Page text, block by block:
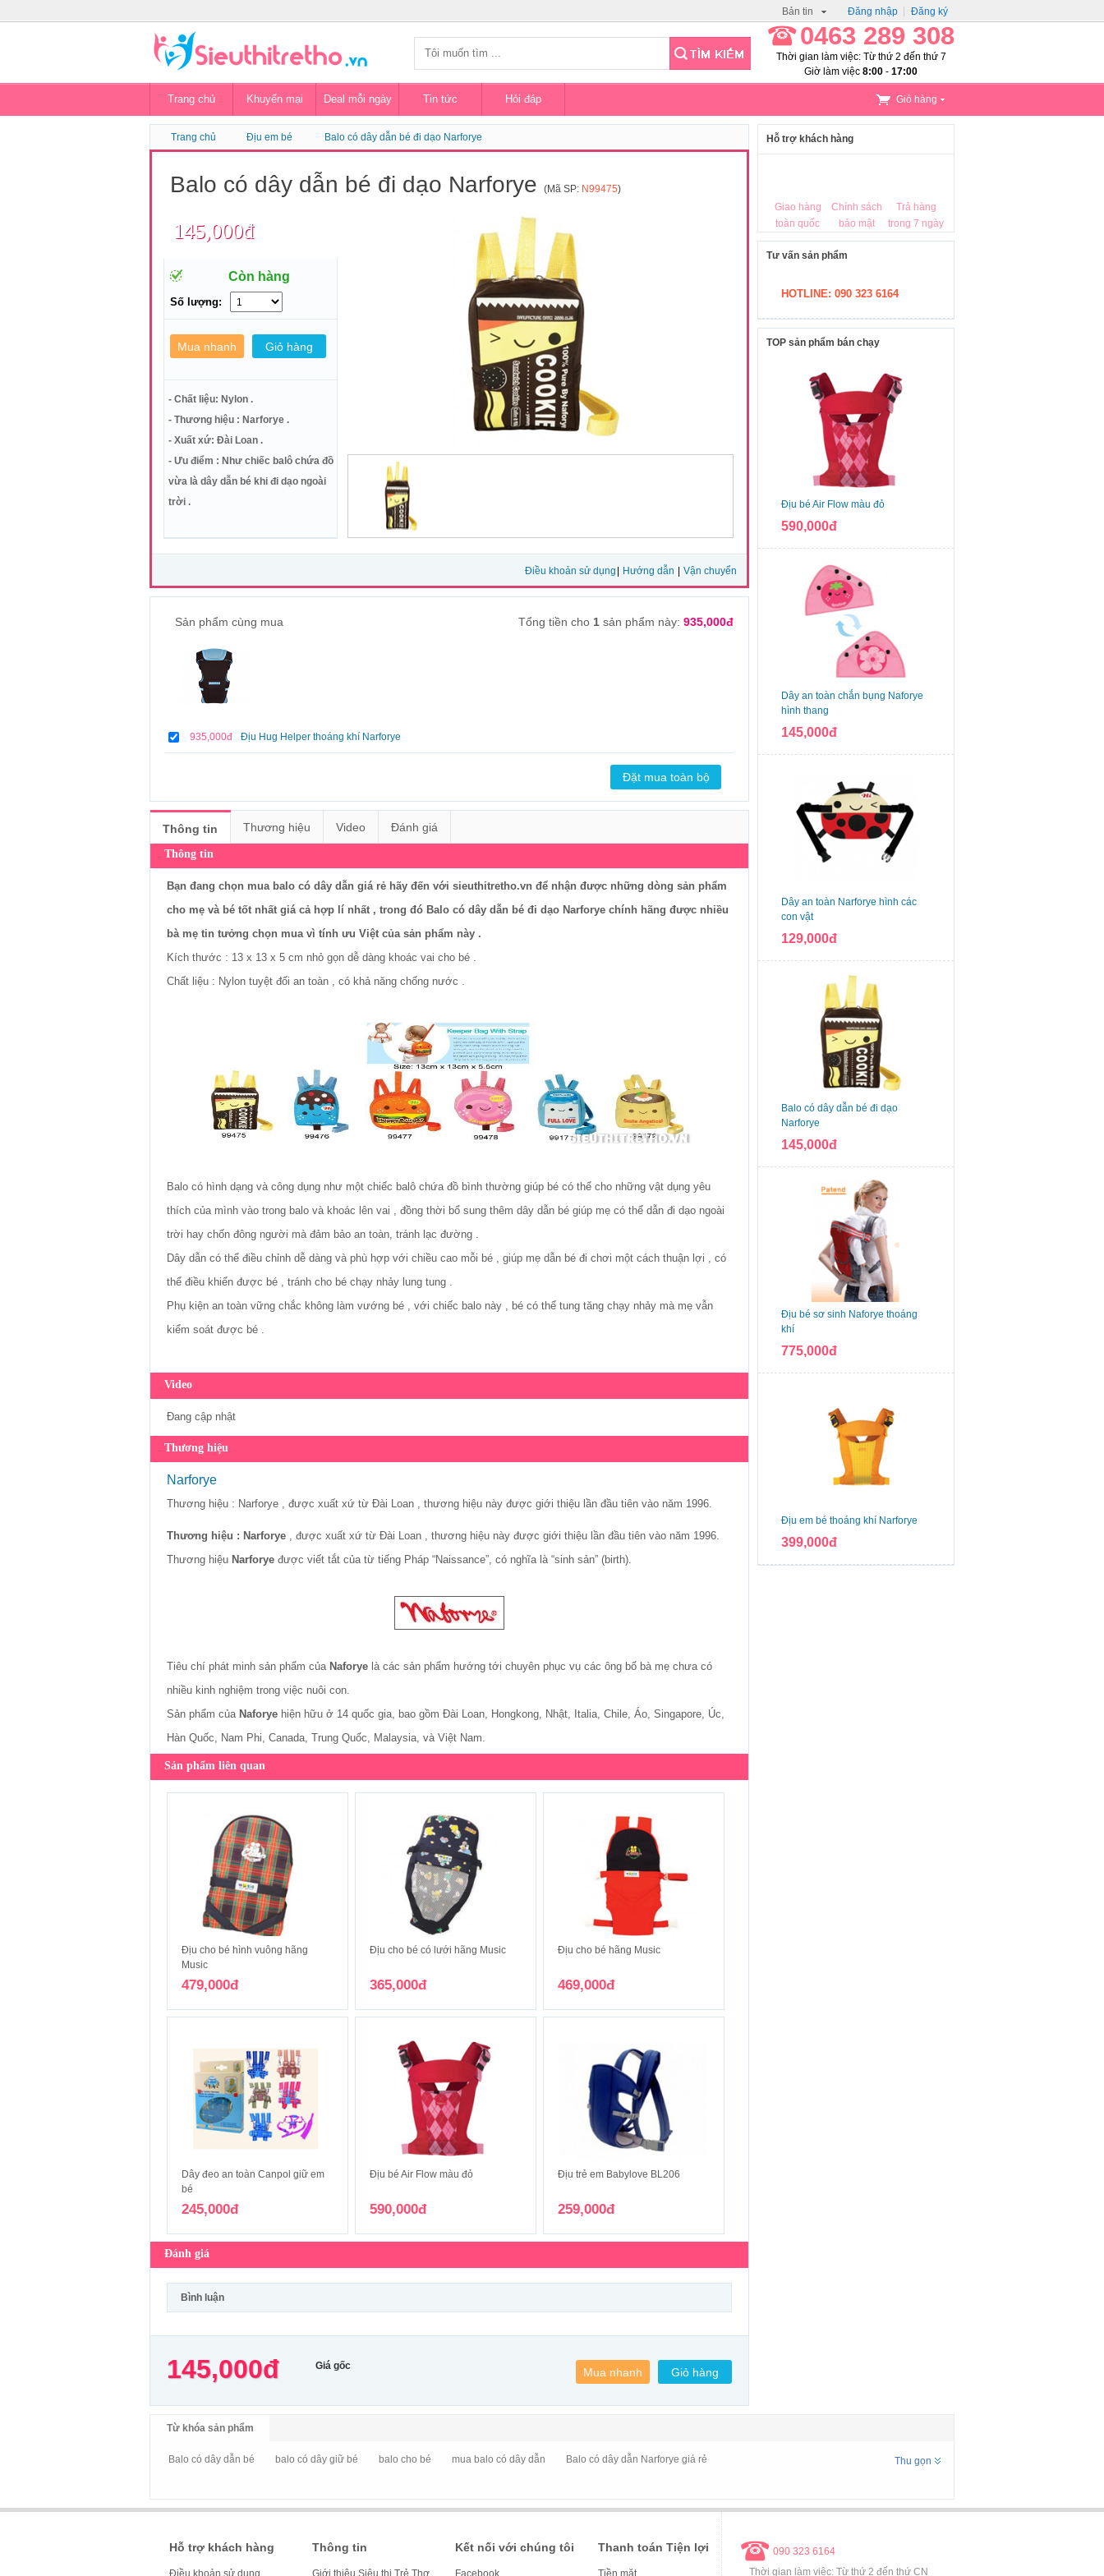
Đăng nhập Đăng ký
Bản tin
0463 289 308
Thời gian làm việc: Từ thứ 2 đến thứ 7
Giờ làm việc 8:00 - 17:00
Trang chủ Khuyến mại Deal mỗi ngày Tin tức Hỏi đáp Giỏ hàng
Trang chủ Địu em bé Balo có dây dẫn bé đi dạo Narforye
Balo có dây dẫn bé đi dạo Narforye (Mã SP: N99475)
145,000đ
Còn hàng
Số lượng:
- Chất liệu: Nylon .
- Thương hiệu : Narforye .
- Xuất xứ: Đài Loan .
- Ưu điểm : Như chiếc balô chứa đồ
vừa là dây dẫn bé khi đi dạo ngoài
trời .
Điều khoản sử dụng Hướng dẫn Vận chuyển
Sản phẩm cùng mua Tổng tiền cho 1 sản phẩm này: 935,000đ
935,000đ Địu Hug Helper thoáng khí Narforye
Thông tin Thương hiệu Video Đánh giá
Thông tin
Bạn đang chọn mua balo có dây dẫn giá rẻ hãy đến với sieuthitretho.vn để nhận được những dòng sản phẩm
cho mẹ và bé tốt nhất giá cả hợp lí nhất , trong đó Balo có dây dẫn bé đi dạo Narforye chính hãng được nhiều
bà mẹ tin tưởng chọn mua vì tính ưu Việt của sản phẩm này .
Kích thước : 13 x 13 x 5 cm nhỏ gọn dễ dàng khoác vai cho bé .
Chất liệu : Nylon tuyệt đối an toàn , có khả năng chống nước .
Balo có hình dạng và công dụng như một chiếc balô chứa đồ bình thường giúp bé có thể cho những vật dụng yêu
thích của mình vào trong balo và khoác lên vai , đồng thời bổ sung thêm dây dẫn bé giúp mẹ có thể dẫn đi dạo ngoài
trời hay chốn đông người mà đảm bảo an toàn, tránh lạc đường .
Dây dẫn có thể điều chỉnh dễ dàng và phù hợp với chiều cao mỗi bé , giúp mẹ dẫn bé đi chơi một cách thuận lợi , có
thể điều khiển được bé , tránh cho bé chạy nhảy lung tung .
Phụ kiện an toàn vững chắc không làm vướng bé , với chiếc balo này , bé có thể tung tăng chạy nhảy mà mẹ vẫn
kiểm soát được bé .
Video
Đang cập nhật
Thương hiệu
Narforye
Thương hiệu : Narforye , được xuất xứ từ Đài Loan , thương hiệu này được giới thiệu lần đầu tiên vào năm 1996.
Thương hiệu : Narforye , được xuất xứ từ Đài Loan , thương hiệu này được giới thiệu lần đầu tiên vào năm 1996.
Thương hiệu Narforye được viết tắt của từ tiếng Pháp “Naissance”, có nghĩa là “sinh sản” (birth).
Tiêu chí phát minh sản phẩm của Naforye là các sản phẩm hướng tới chuyên phục vụ các ông bố bà mẹ chưa có
nhiều kinh nghiệm trong việc nuôi con.
Sản phẩm của Naforye hiện hữu ở 14 quốc gia, bao gồm Đài Loan, Hongkong, Nhật, Italia, Chile, Áo, Singapore, Úc,
Hàn Quốc, Nam Phi, Canada, Trung Quốc, Malaysia, và Việt Nam.
Sản phẩm liên quan
Địu cho bé hình vuông hãng
Music
479,000đ
Địu cho bé có lưới hãng Music
365,000đ
Địu cho bé hãng Music
469,000đ
Dây đeo an toàn Canpol giữ em
bé
245,000đ
Địu bé Air Flow màu đỏ
590,000đ
Địu trẻ em Babylove BL206
259,000đ
Đánh giá
Bình luận
145,000đ Giá gốc
Hỗ trợ khách hàng
Giao hàng
toàn quốc
Chính sách
bảo mật
Trả hàng
trong 7 ngày
Tư vấn sản phẩm
HOTLINE: 090 323 6164
TOP sản phẩm bán chạy
Địu bé Air Flow màu đỏ
590,000đ
Dây an toàn chắn bụng Naforye
hình thang
145,000đ
Dây an toàn Narforye hình các
con vật
129,000đ
Balo có dây dẫn bé đi dạo
Narforye
145,000đ
Địu bé sơ sinh Naforye thoáng
khí
775,000đ
Địu em bé thoáng khí Narforye
399,000đ
Từ khóa sản phẩm
Balo có dây dẫn bé balo có dây giữ bé balo cho bé mua balo có dây dẫn Balo có dây dẫn Narforye giá rẻ Thu gọn
Hỗ trợ khách hàng
Điều khoản sử dụng
Thông tin
Giới thiệu Siêu thị Trẻ Thơ
Kết nối với chúng tôi
Facebook
Thanh toán Tiện lợi
Tiền mặt
090 323 6164
Thời gian làm việc: Từ thứ 2 đến thứ CN